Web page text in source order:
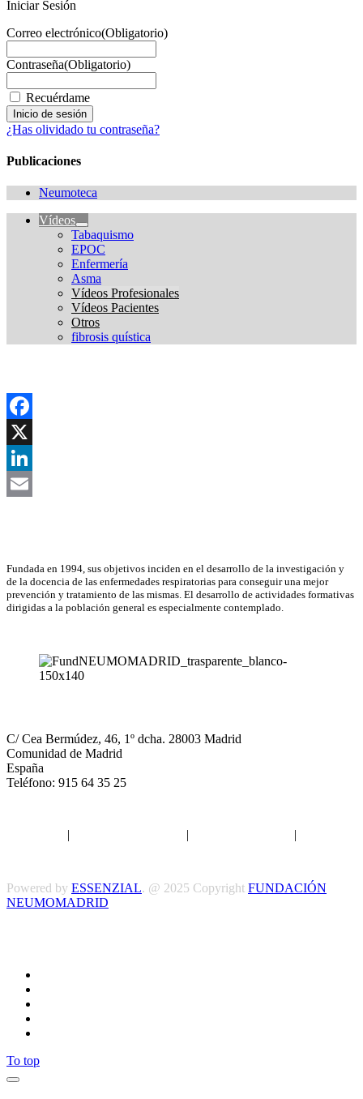
Iniciar Sesión
Correo electrónico(Obligatorio)
Contraseña(Obligatorio)
Recuérdame
¿Has olividado tu contraseña?
Publicaciones
Neumoteca
Vídeos
Tabaquismo
EPOC
Enfermería
Asma
Vídeos Profesionales
Vídeos Pacientes
Otros
fibrosis quística
Facebook
X
LinkedIn
Fundada en 1994, sus objetivos inciden en el desarrollo de la investigación y
de la docencia de las enfermedades respiratorias para conseguir una mejor
prevención y tratamiento de las mismas. El desarrollo de actividades formativas
dirigidas a la población general es especialmente contemplado.
C/ Cea Bermúdez, 46, 1º dcha. 28003 Madrid
Comunidad de Madrid
España
Teléfono: 915 64 35 25
| | |
Powered by ESSENZIAL. @ 2025 Copyright FUNDACIÓN
NEUMOMADRID
To top